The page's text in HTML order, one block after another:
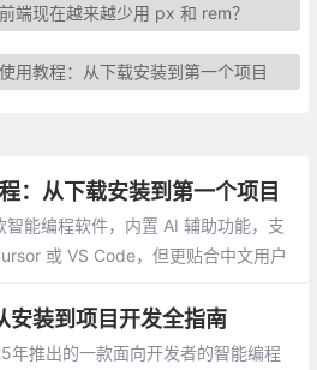
端现在越来越少用 px 和 rem？
用教程：从下载安装到第一个项目
：从下载安装到第一个项目
能编程软件，内置 AI 辅助功能，支
或 VS Code，但更贴合中文用户
至根据一句话生成整个项目
安装到项目开发全指南
年推出的一款面向开发者的智能编程